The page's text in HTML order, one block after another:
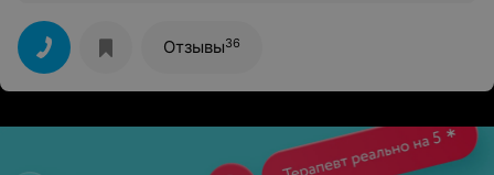
мастер. Постригла и сделала мелирование -
получилось очень красиво - именно то, что я хотела.
Приятная отмосфера салона создает хорошее
впечатление. Лерочка, спасибо и желаю дальнейшего
процветания и удачи. Теперь буду пользоваться только
Отзывы36